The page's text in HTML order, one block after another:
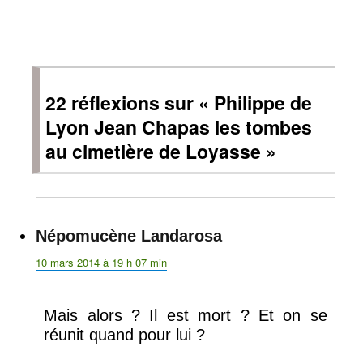
22 réflexions sur « Philippe de
Lyon Jean Chapas les tombes
au cimetière de Loyasse »
Népomucène Landarosadit :
10 mars 2014 à 19 h 07 min
Mais alors ? Il est mort ? Et on se
réunit quand pour lui ?